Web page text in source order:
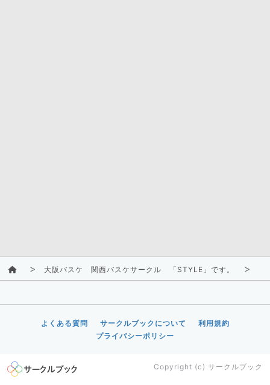
大阪バスケ 関西バスケサークル 「STYLE」です。
よくある質問 サークルブックについて
利用規約
プライバシーポリシー
Copyright (c) サークルブック